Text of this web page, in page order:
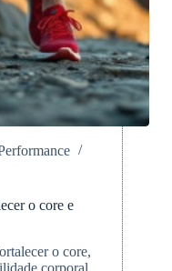
o core e
o core,
corporal.